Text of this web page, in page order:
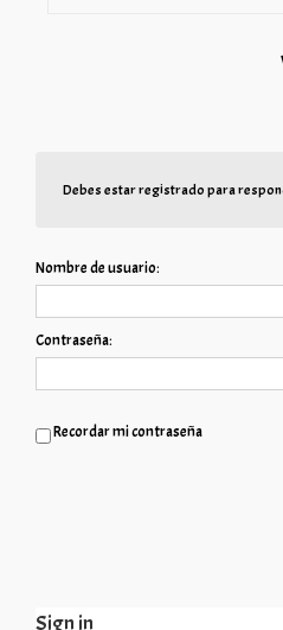
Debes estar registrado para
Nombre de usuario:
Contraseña:
Recordar mi contraseña
Sign in